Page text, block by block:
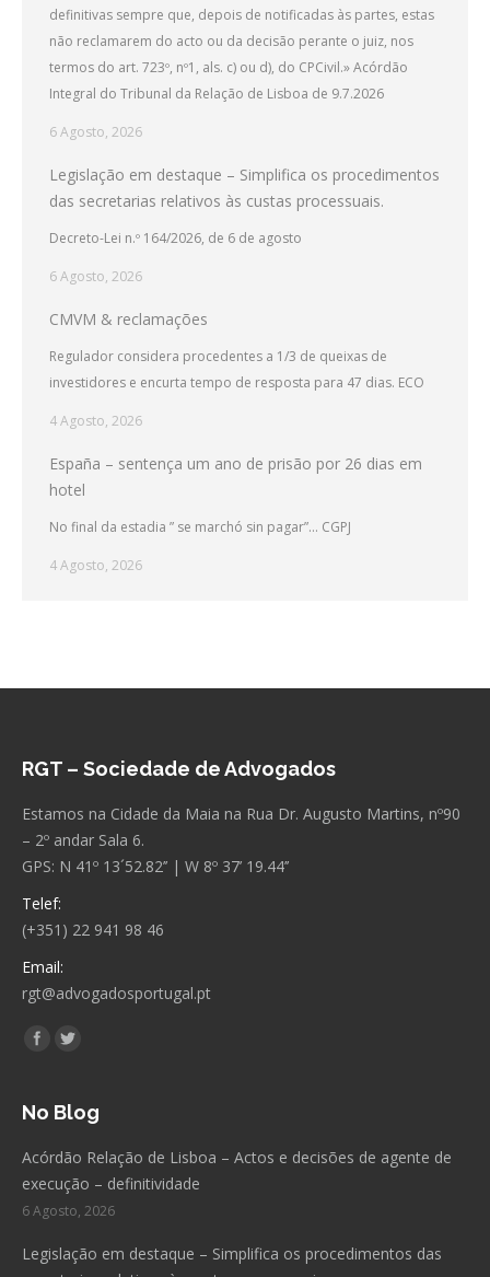
definitivas sempre que, depois de notificadas às partes, estas
não reclamarem do acto ou da decisão perante o juiz, nos
termos do art. 723º, nº1, als. c) ou d), do CPCivil.» Acórdão
Integral do Tribunal da Relação de Lisboa de 9.7.2026
6 Agosto, 2026
Legislação em destaque – Simplifica os procedimentos
das secretarias relativos às custas processuais.
Decreto-Lei n.º 164/2026, de 6 de agosto
6 Agosto, 2026
CMVM & reclamações
Regulador considera procedentes a 1/3 de queixas de
investidores e encurta tempo de resposta para 47 dias. ECO
4 Agosto, 2026
España – sentença um ano de prisão por 26 dias em
hotel
No final da estadia ” se marchó sin pagar”… CGPJ
4 Agosto, 2026
RGT – Sociedade de Advogados
Estamos na Cidade da Maia na Rua Dr. Augusto Martins, nº90
– 2º andar Sala 6.
GPS: N 41º 13´52.82’’ | W 8º 37’ 19.44’’
Telef:
(+351) 22 941 98 46
Email:
rgt@advogadosportugal.pt
Encontre-nos em:
Facebook
Twitter
No Blog
Acórdão Relação de Lisboa – Actos e decisões de agente de
execução – definitividade
6 Agosto, 2026
Legislação em destaque – Simplifica os procedimentos das